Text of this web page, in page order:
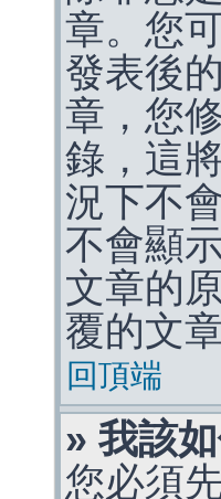
章。您
發表後
章，您
錄，這
況下不
不會顯
文章的
覆的文章
回頂端
» 我該
您必須